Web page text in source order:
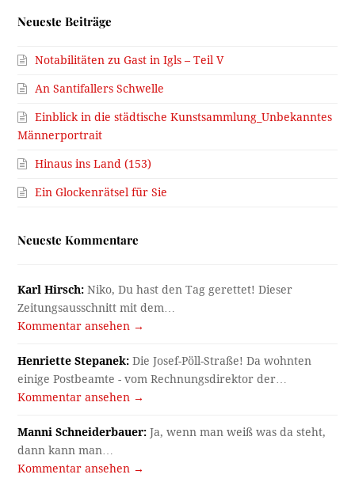
Neueste Beiträge
Notabilitäten zu Gast in Igls – Teil V
An Santifallers Schwelle
Einblick in die städtische Kunstsammlung_Unbekanntes
Männerportrait
Hinaus ins Land (153)
Ein Glockenrätsel für Sie
Neueste Kommentare
Karl Hirsch: Niko, Du hast den Tag gerettet! Dieser
Zeitungsausschnitt mit dem…
Kommentar ansehen →
Henriette Stepanek: Die Josef-Pöll-Straße! Da wohnten
einige Postbeamte - vom Rechnungsdirektor der…
Kommentar ansehen →
Manni Schneiderbauer: Ja, wenn man weiß was da steht,
dann kann man…
Kommentar ansehen →